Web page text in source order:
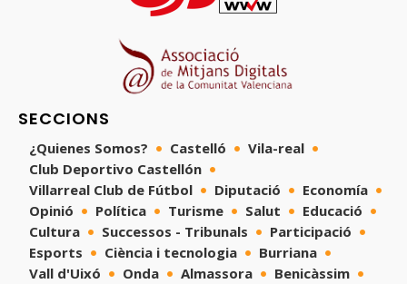
SECCIONS
¿Quienes Somos? Castelló
Vila-real
Club Deportivo Castellón
Villarreal Club de Fútbol
Diputació
Economía
Opinió
Política Turisme Salut
Educació
Cultura
Successos - Tribunals
Participació
Esports
Ciència i tecnologia
Burriana
Vall d'Uixó
Onda Almassora
Benicàssim